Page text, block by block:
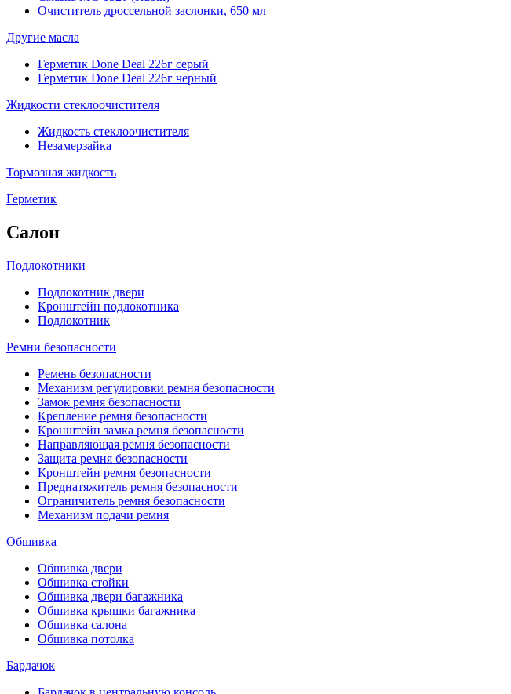
Очиститель дроссельной заслонки, 650 мл
Другие масла
Герметик Done Deal 226г серый
Герметик Done Deal 226г черный
Жидкости стеклоочистителя
Жидкость стеклоочистителя
Незамерзайка
Тормозная жидкость
Герметик
Салон
Подлокотники
Подлокотник двери
Кронштейн подлокотника
Подлокотник
Ремни безопасности
Ремень безопасности
Механизм регулировки ремня безопасности
Замок ремня безопасности
Крепление ремня безопасности
Кронштейн замка ремня безопасности
Направляющая ремня безопасности
Защита ремня безопасности
Кронштейн ремня безопасности
Преднатяжитель ремня безопасности
Ограничитель ремня безопасности
Механизм подачи ремня
Обшивка
Обшивка двери
Обшивка стойки
Обшивка двери багажника
Обшивка крышки багажника
Обшивка салона
Обшивка потолка
Бардачок